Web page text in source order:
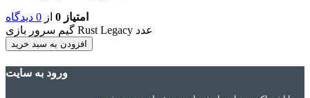
امتیاز 0 از 0 دیدگاه
گیم سرور بازی Rust Legacy عدد
افزودن به سبد خرید
ورود به سایت